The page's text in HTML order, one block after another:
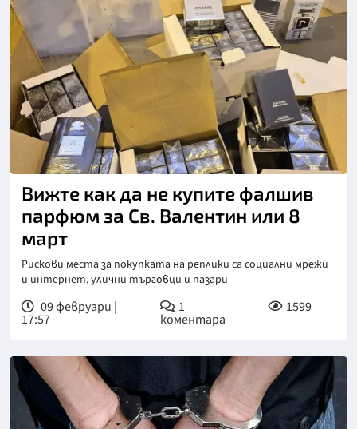
Вижте как да не купите фалшив
парфюм за Св. Валентин или 8
март
Рискови места за покупката на реплики са социални мрежи
и интернет, улични търговци и пазари
09 февруари |
17:57
1
коментара
1599